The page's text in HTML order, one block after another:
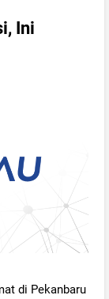
Ini
di Pekanbaru